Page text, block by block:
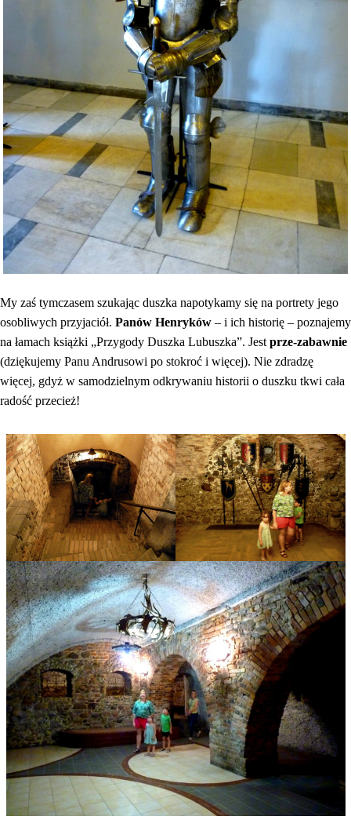
My zaś tymczasem szukając duszka napotykamy się na portrety jego
osobliwych przyjaciół. Panów Henryków – i ich historię – poznajemy
na łamach książki „Przygody Duszka Lubuszka”. Jest prze-zabawnie
(dziękujemy Panu Andrusowi po stokroć i więcej). Nie zdradzę
więcej, gdyż w samodzielnym odkrywaniu historii o duszku tkwi cała
radość przecież!